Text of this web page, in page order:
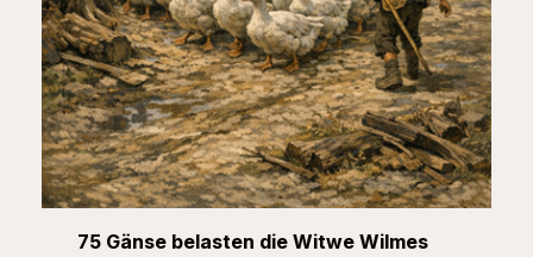
75 Gänse belasten die Witwe Wilmes